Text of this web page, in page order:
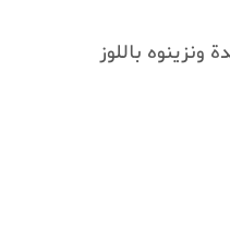
ونزينوه باللوز